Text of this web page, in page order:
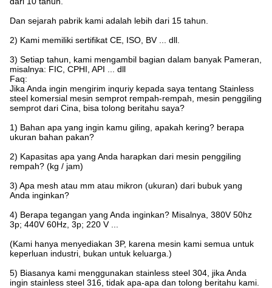
Dan sejarah pabrik kami adalah lebih dari 15 tahun.
2) Kami memiliki sertifikat CE, ISO, BV ... dll.
3) Setiap tahun, kami mengambil bagian dalam banyak Pameran,
misalnya: FIC, CPHI, API ... dll
Faq:
Jika Anda ingin mengirim inquriy kepada saya tentang Stainless
steel komersial mesin semprot rempah-rempah, mesin penggiling
semprot dari Cina, bisa tolong beritahu saya?
1) Bahan apa yang ingin kamu giling, apakah kering? berapa
ukuran bahan pakan?
2) Kapasitas apa yang Anda harapkan dari mesin penggiling
rempah? (kg / jam)
3) Apa mesh atau mm atau mikron (ukuran) dari bubuk yang
Anda inginkan?
4) Berapa tegangan yang Anda inginkan? Misalnya, 380V 50hz
3p; 440V 60Hz, 3p; 220 V ...
(Kami hanya menyediakan 3P, karena mesin kami semua untuk
keperluan industri, bukan untuk keluarga.)
5) Biasanya kami menggunakan stainless steel 304, jika Anda
ingin stainless steel 316, tidak apa-apa dan tolong beritahu kami.